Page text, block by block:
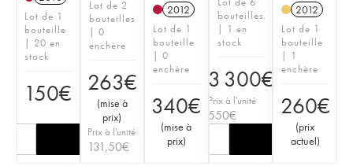
Lot de 1
bouteille
| 20 en
stock
150€
Lot de 2
bouteilles
| 0
enchère
263€
(mise à
prix)
Prix à l'unité
131,50€
2012
Lot de 1
bouteille
| 0
enchère
340€
(mise à
prix)
bouteilles
| 1 en
stock
3 300€
Prix à l'unité
550€
2012
Lot de 1
bouteille
| 1
enchère
260€
(prix
actuel)